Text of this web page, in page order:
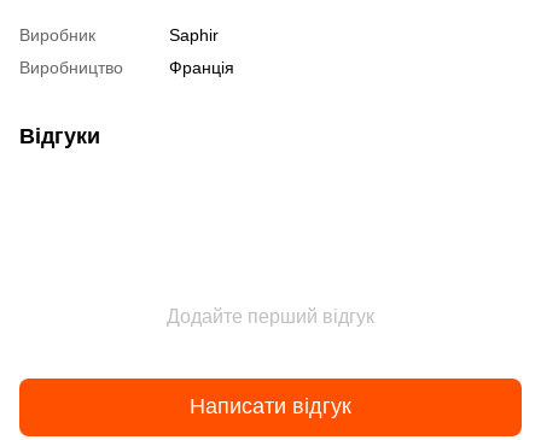
Виробник
Saphir
Виробництво
Франція
Відгуки
Додайте перший відгук
Написати відгук